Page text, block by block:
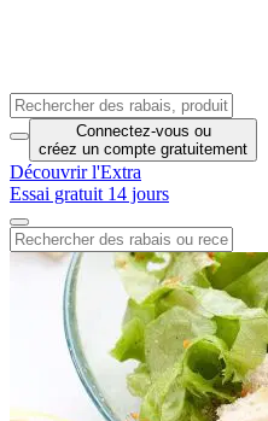
Connectez-vous ou
créez un compte gratuitement
Découvrir l'Extra
Essai gratuit 14 jours